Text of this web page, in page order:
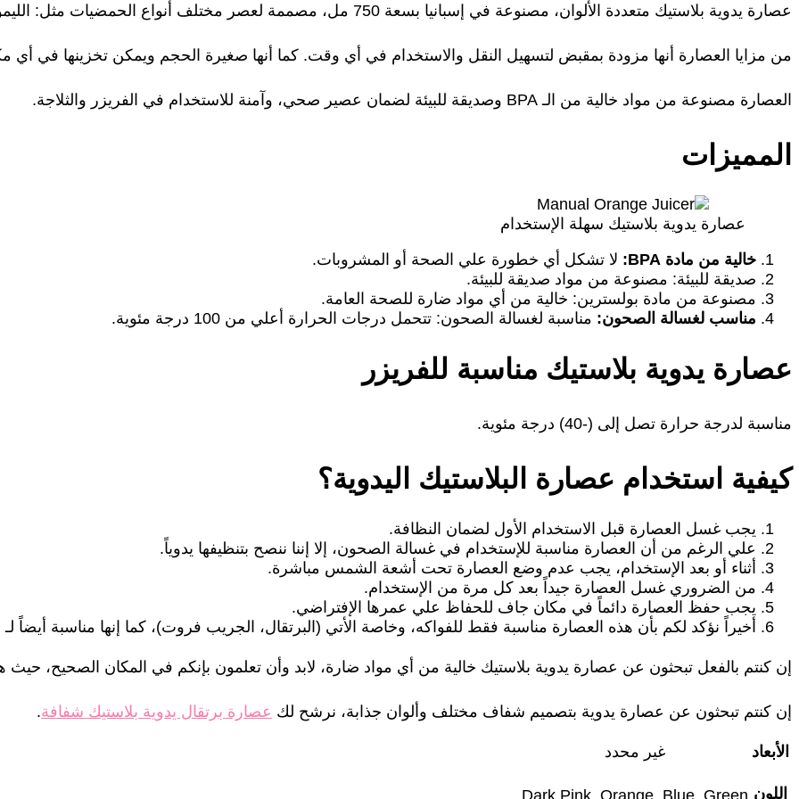
عصارة يدوية بلاستيك متعددة الألوان، مصنوعة في إسبانيا بسعة 750 مل، مصممة لعصر مختلف أنواع الحمضيات مثل: الليمون، والبرتقال، والجريب فروت.
من مزايا العصارة أنها مزودة بمقبض لتسهيل النقل والاستخدام في أي وقت. كما أنها صغيرة الحجم ويمكن تخزينها في أي
العصارة مصنوعة من مواد خالية من الـ BPA وصديقة للبيئة لضمان عصير صحي، وآمنة للاستخدام في الفريزر والثلاجة.
المميزات
عصارة يدوية بلاستيك سهلة الإستخدام
خالية من مادة BPA:
لا تشكل أي خطورة علي الصحة أو المشروبات.
صديقة للبيئة: مصنوعة من مواد صديقة للبيئة.
مصنوعة من مادة بولسترين: خالية من أي مواد ضارة للصحة العامة.
مناسب لغسالة الصحون: مناسبة لغسالة الصحون: تتحمل درجات الحرارة أعلي من 100 درجة مئوية.
عصارة يدوية بلاستيك مناسبة للفريزر
مناسبة لدرجة حرارة تصل إلى (-40) درجة مئوية.
كيفية استخدام عصارة البلاستيك اليدوية؟
يجب غسل العصارة قبل الاستخدام الأول لضمان النظافة.
علي الرغم من أن العصارة مناسبة للإستخدام في غسالة الصحون، إلا إننا ننصح بتنظيفها يدوياً.
أثناء أو بعد الإستخدام، يجب عدم وضع العصارة تحت أشعة الشمس مباشرة.
من الضروري غسل العصارة جيداً بعد كل مرة من الإستخدام.
يجب حفظ العصارة دائماً في مكان جاف للحفاظ علي عمرها الإفتراضي.
أخيراً نؤكد لكم بأن هذه العصارة مناسبة فقط للفواكه، وخاصة الأتي (البرتقال، الجريب فروت)، كما إنها مناسبة أيضاً لـ
إن كنتم بالفعل تبحثون عن عصارة يدوية بلاستيك خالية من أي مواد ضارة، لابد وأن تعلمون بإنكم في المكان الصحيح، حيث
إن كنتم تبحثون عن عصارة يدوية بتصميم شفاف مختلف وألوان جذابة، نرشح لك عصارة برتقال يدوية بلاستيك شفافة.
الأبعاد غير محدد
اللون